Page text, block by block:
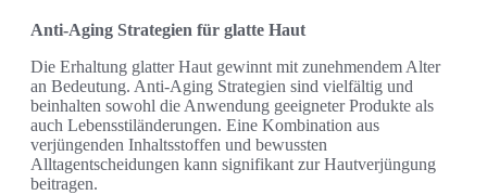
Anti-Aging Strategien für glatte Haut
Die Erhaltung glatter Haut gewinnt mit zunehmendem Alter
an Bedeutung. Anti-Aging Strategien sind vielfältig und
beinhalten sowohl die Anwendung geeigneter Produkte als
auch Lebensstiländerungen. Eine Kombination aus
verjüngenden Inhaltsstoffen und bewussten
Alltagentscheidungen kann signifikant zur Hautverjüngung
beitragen.